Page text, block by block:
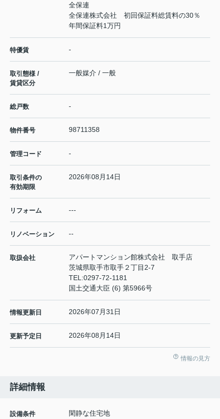
全保連
全保連株式会社 初回保証料総賃料の30％
年間保証料1万円
特優賃 -
取引態様 /
賃貸区分
一般媒介 / 一般
総戸数 -
物件番号 98711358
管理コード -
取引条件の
有効期限
2026年08月14日
リフォーム ---
リノベーション --
取扱会社
アパートマンション館株式会社 取手店
茨城県取手市取手２丁目2-7
TEL:0297-72-1181
国土交通大臣 (6) 第5966号
情報更新日 2026年07月31日
更新予定日 2026年08月14日
情報の見方
詳細情報
設備条件 閑静な住宅地